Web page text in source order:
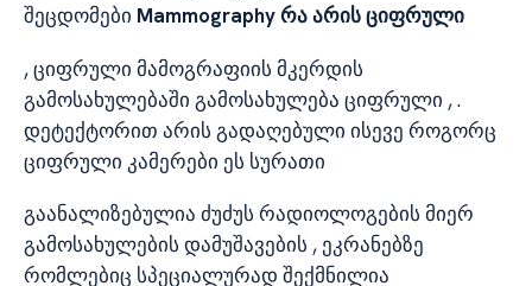
შეცდომები Mammography რა არის ციფრული
, ციფრული მამოგრაფიის მკერდის
გამოსახულებაში გამოსახულება ციფრული , .
დეტექტორით არის გადაღებული ისევე როგორც
ციფრული კამერები ეს სურათი
გაანალიზებულია ძუძუს რადიოლოგების მიერ
გამოსახულების დამუშავების , ეკრანებზე
რომლებიც სპეციალურად შექმნილია